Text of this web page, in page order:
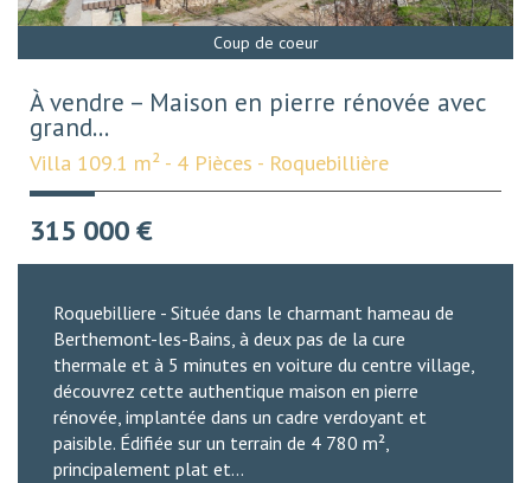
Coup de coeur
À vendre – Maison en pierre rénovée avec
grand...
Villa 109.1 m² - 4 Pièces - Roquebillière
315 000€
Roquebilliere - Située dans le charmant hameau de
Berthemont-les-Bains, à deux pas de la cure
thermale et à 5 minutes en voiture du centre village,
découvrez cette authentique maison en pierre
rénovée, implantée dans un cadre verdoyant et
paisible. Édifiée sur un terrain de 4 780 m²,
principalement plat et...